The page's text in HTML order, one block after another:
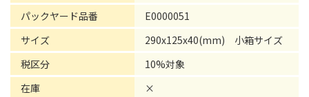
パックヤード品番
E0000051
サイズ
290x125x40(mm) 小箱サイズ
税区分
10%対象
在庫
×